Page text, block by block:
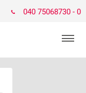
040 75068730 - 0